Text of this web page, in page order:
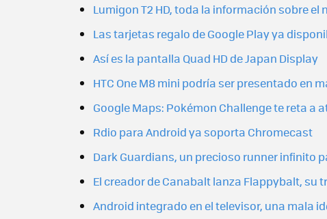
Lumigon T2 HD, toda la información sobre el
Las tarjetas regalo de Google Play ya
Así es la pantalla Quad HD de Japan Display
HTC One M8 mini podría ser presentado en
Google Maps: Pokémon Challenge te reta a
Rdio para Android ya soporta Chromecast
Dark Guardians, un precioso runner infinito
El creador de Canabalt lanza Flappybalt, su
Android integrado en el televisor, una mala